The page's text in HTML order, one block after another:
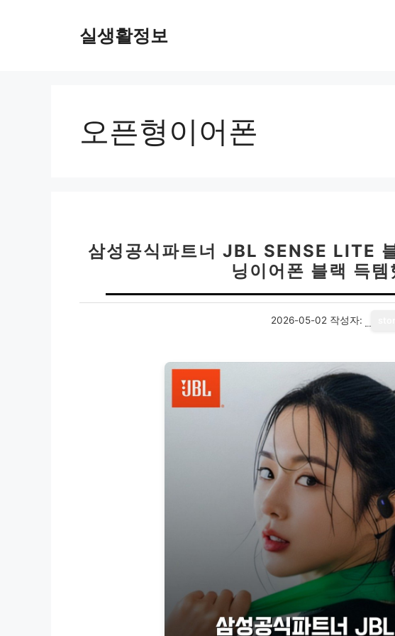
실생활정보
오픈형이어폰
삼성공식파트너 JBL SENSE LITE
닝이어폰 블랙 득템
2026-05-02 작성자: